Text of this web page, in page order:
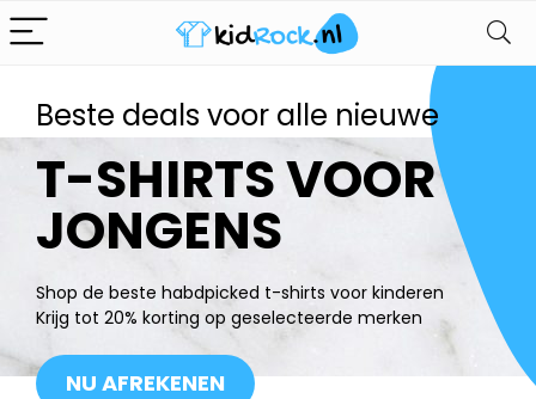
Beste deals voor alle nieuwe
T-SHIRTS VOOR
JONGENS
Shop de beste habdpicked t-shirts voor kinderen
Krijg tot 20% korting op geselecteerde merken
NU AFREKENEN